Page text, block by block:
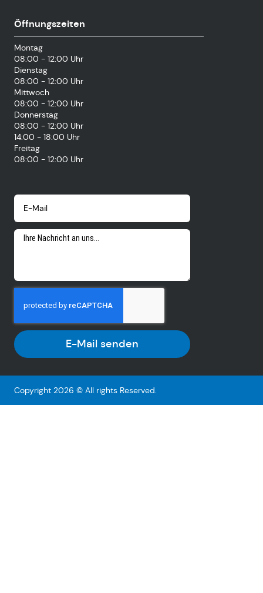
Öffnungszeiten
Montag
08:00 - 12:00 Uhr
Dienstag
08:00 - 12:00 Uhr
Mittwoch
08:00 - 12:00 Uhr
Donnerstag
08:00 - 12:00 Uhr
14:00 - 18:00 Uhr
Freitag
08:00 - 12:00 Uhr
E-Mail senden
Copyright 2026 © All rights Reserved.